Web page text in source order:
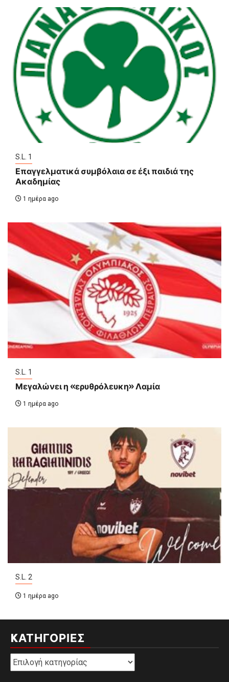
S.L. 1
Επαγγελματικά συμβόλαια σε έξι παιδιά της
Ακαδημίας
1 ημέρα ago
S.L. 1
Μεγαλώνει η «ερυθρόλευκη» Λαμία
1 ημέρα ago
S.L. 2
1 ημέρα ago
KΑΤΗΓΟΡΊΕΣ
Kατηγορίες